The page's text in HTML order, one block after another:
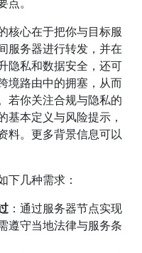
核心在于把你与目标服
服务器进行转发，并在
隐私和数据安全，还可
境路由中的拥塞，从而
若你关注合规与隐私的
基本定义与风险提示，
料。更多背景信息可以
下几种需求：
：通过服务器节点实现
遵守当地法律与服务条